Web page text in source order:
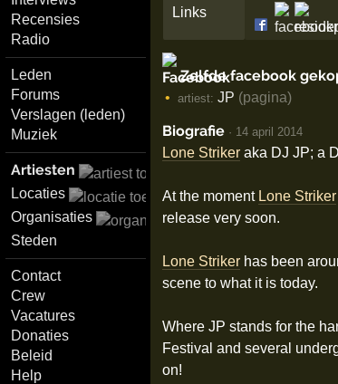
Recensies
Radio
Leden
Forums
Verslagen (leden)
Muziek
Artiesten
Locaties
Organisaties
Steden
Contact
Crew
Vacatures
Donaties
Beleid
Help
Links
Zelfde facebook
artiest: JP (pagina)
Biografie · 14 april 2014
Lone Strikeraka DJ JP; a
At the moment Lone Striker
release very soon.
Lone Strikerhas been
scene to what it is today.
Where JP stands for the
Festival and several
on!